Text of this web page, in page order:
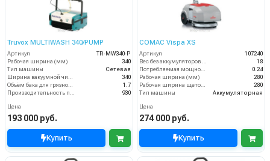
Truvox MULTIWASH 340/PUMP
Артикул
TR-MW340-P
Рабочая ширина (мм)
340
Тип машины
Сетевая
Ширина вакуумной чистки (мм)
340
Объём бака для грязной воды (пыли) (л)
1.7
Производительность по площади (м2/ч)
930
Цена
193 000 руб.
Купить
COMAC Vispa XS
Артикул
107240
Вес без аккумуляторов (кг)
18
Потребляемая мощность (кВт)
0.24
Рабочая ширина (мм)
280
Рабочая ширина щеток (мм)
280
Тип машины
Аккумуляторная
Цена
274 000 руб.
Купить